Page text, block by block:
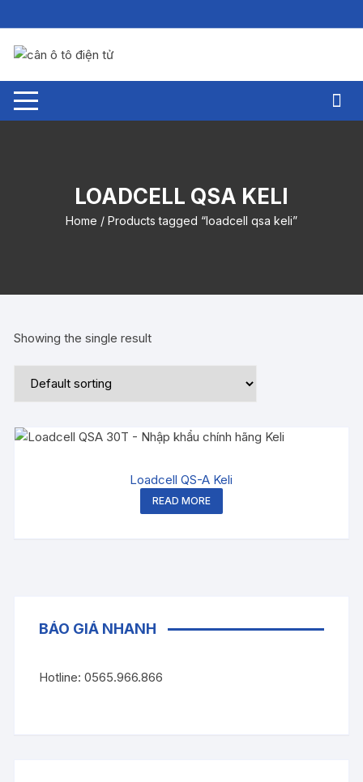
tới
nội
LOADCELL QSA KELI
Home / Products tagged “loadcell qsa keli”
Showing the single result
Loadcell QS-A Keli
READ MORE
BÁO GIÁ NHANH
Hotline: 0565.966.866